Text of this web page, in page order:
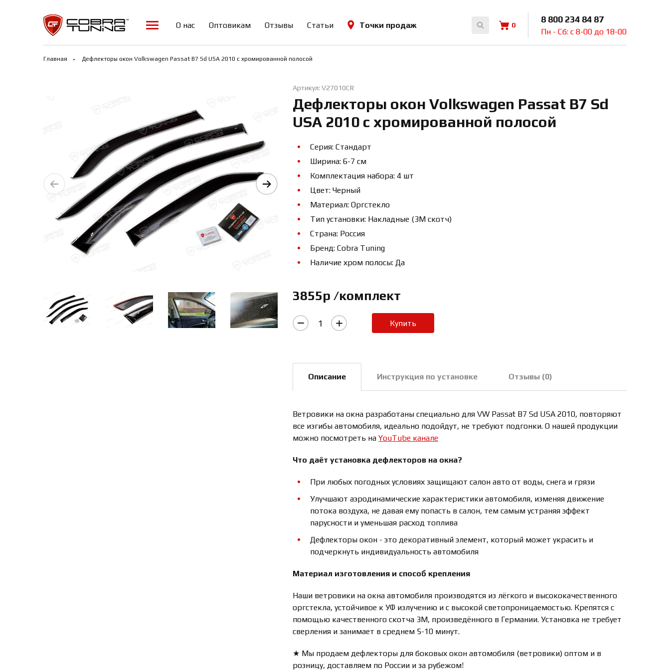
О нас Оптовикам Отзывы Статьи Точки продаж 0
8 800 234 84 87
Пн - Сб: с 8-00 до 18-00
Главная Дефлекторы окон Volkswagen Passat B7 Sd USA 2010 с хромированной полосой
Артикул: V27010CR
Дефлекторы окон Volkswagen Passat B7 Sd
USA 2010 с хромированной полосой
Серия: Стандарт
Ширина: 6-7 см
Комплектация набора: 4 шт
Цвет: Черный
Материал: Оргстекло
Тип установки: Накладные (3М скотч)
Страна: Россия
Бренд: Cobra Tuning
Наличие хром полосы: Да
3855р /комплект
Купить
Описание Инструкция по установке Отзывы (0)
Ветровики на окна разработаны специально для VW Passat B7 Sd USA 2010, повторяют
все изгибы автомобиля, идеально подойдут, не требуют подгонки. О нашей продукции
можно посмотреть на YouTube канале
Что даёт установка дефлекторов на окна?
При любых погодных условиях защищают салон авто от воды, снега и грязи
Улучшают аэродинамические характеристики автомобиля, изменяя движение
потока воздуха, не давая ему попасть в салон, тем самым устраняя эффект
парусности и уменьшая расход топлива
Дефлекторы окон - это декоративный элемент, который может украсить и
подчеркнуть индивидуальность автомобиля
Материал изготовления и способ крепления
Наши ветровики на окна автомобиля производятся из лёгкого и высококачественного
оргстекла, устойчивое к УФ излучению и с высокой светопроницаемостью. Крепятся с
помощью качественного скотча 3М, произведённого в Германии. Установка не требует
сверления и занимает в среднем 5-10 минут.
★ Мы продаем дефлекторы для боковых окон автомобиля (ветровики) оптом и в
розницу, доставляем по России и за рубежом!